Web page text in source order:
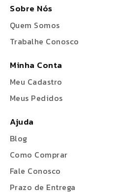
Sobre Nós
Quem Somos
Trabalhe Conosco
Minha Conta
Meu Cadastro
Meus Pedidos
Ajuda
Blog
Como Comprar
Fale Conosco
Prazo de Entrega